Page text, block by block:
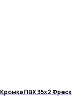
Кромка ПВХ 35х2 Фреска